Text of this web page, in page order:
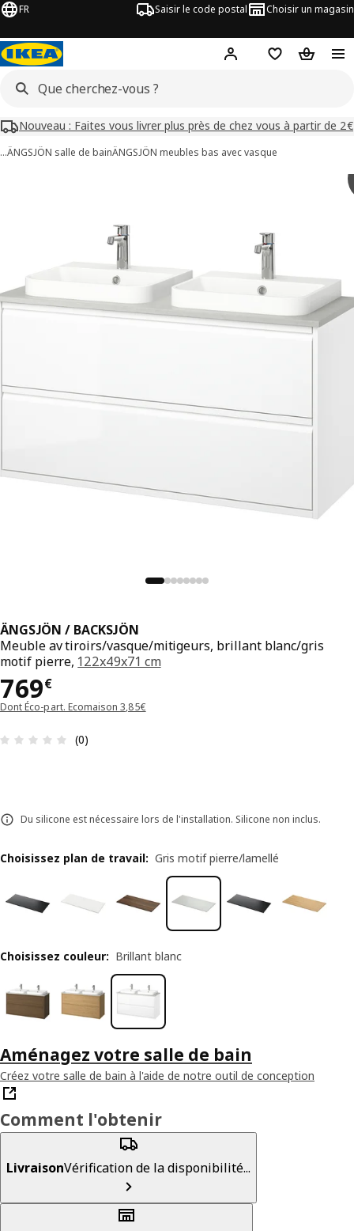
FR Saisir le code postal Choisir un magasin
Mon compteFavorisPanier
Nouveau : Faites vous livrer plus près de chez vous à partir de 2€
…ÄNGSJÖN salle de bainÄNGSJÖN meubles bas avec vasque
ÄNGSJÖN / BACKSJÖN
Meuble av tiroirs/vasque/mitigeurs, brillant blanc/gris
motif pierre, 122x49x71 cm
769€
Prix 769€
Dont Éco-part. Ecomaison 3,85€
Avis: 0 sur 5 étoiles Nombre total d'avis: 0
(0)
Du silicone est nécessaire lors de l'installation. Silicone non inclus.
Choisissez plan de travail: Gris motif pierre/lamellé
Choisissez couleur: Brillant blanc
Aménagez votre salle de bain
Créez votre salle de bain à l'aide de notre outil de conception
Comment l'obtenir
LivraisonVérification de la disponibilité...